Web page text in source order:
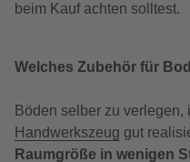
beim Kauf achten solltest.
Welches Zubehör für
Böden selber zu verlegen,
Handwerkszeug gut
Raumgröße in wenigen